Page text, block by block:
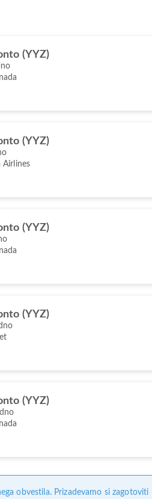
(YYZ)
(YYZ)
Airlines
(YYZ)
(YYZ)
(YYZ)
obvestila. Prizadevamo si zagotoviti